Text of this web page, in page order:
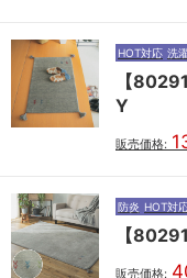
HOT対応 洗
【
Y
販売価格:
防炎 HOT対
【
販売価格: